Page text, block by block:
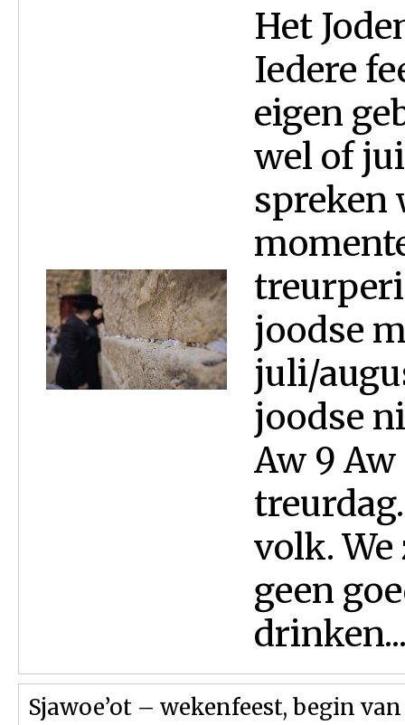
Het
Iedere
eigen
wel of
spreken
joodse
juli/
joodse
Aw 9
volk.
geen
Sjawoe’ot – wekenfeest, begin